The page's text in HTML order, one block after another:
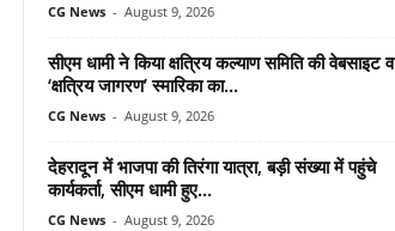
CG News - August 9, 2026
सीएम धामी ने किया क्षत्रिय कल्याण समिति की वेबसाइट व
‘क्षत्रिय जागरण’ स्मारिका का...
CG News - August 9, 2026
देहरादून में भाजपा की तिरंगा यात्रा, बड़ी संख्या में पहुंचे
कार्यकर्ता, सीएम धामी हुए...
CG News - August 9, 2026